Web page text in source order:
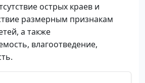
острых краев и
размерным признакам
а также
влагоотведение,